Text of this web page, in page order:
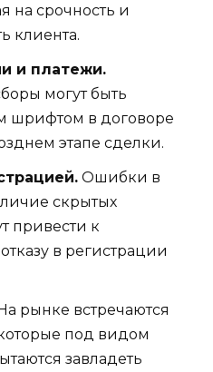
на срочность и
клиента.
и платежи.
могут быть
шрифтом в договоре
этапе сделки.
Ошибки в
скрытых
привести к
в регистрации
На рынке встречаются
под видом
завладеть